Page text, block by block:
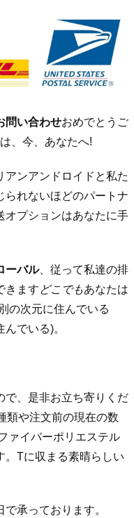
問い合わせおめでとうご
、今、あなたへ!
アンアンドロイドと私た
られないほどのパートナ
オプションはあなたに手
ーバル、従って私達の排
きます どこでもあなたは
の次元に住んでいる
でいる)。
で、是非お立ち寄りくだ
類や注文前の現在の数
ァイバーポリエステル
。Tに収まる素晴らしい
承っております。